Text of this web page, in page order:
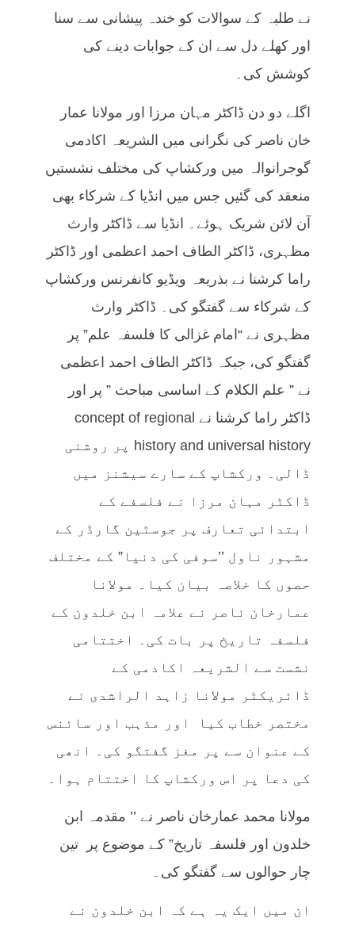
نے طلبہ کے سوالات کو خندہ پیشانی سے سنا
اور کھلے دل سے ان کے جوابات دینے کی
کوشش کی۔
اگلے دو دن ڈاکٹر مہان مرزا اور مولانا عمار
خان ناصر کی نگرانی میں الشریعہ اکادمی
گوجرانوالہ میں ورکشاپ کی مختلف نشستیں
منعقد کی گئیں جس میں انڈیا کے شرکاء بھی
آن لائن شریک ہوئے۔ انڈیا سے ڈاکٹر وارث
مظہری، ڈاکٹر الطاف احمد اعظمی اور ڈاکٹر
راما کرشنا نے بذریعہ ویڈیو کانفرنس ورکشاپ
کے شرکاء سے گفتگو کی۔ ڈاکٹر وارث
مظہری نے “امام غزالی کا فلسفہ علم” پر
گفتگو کی، جبکہ ڈاکٹر الطاف احمد اعظمی
نے ” علم الکلام کے اساسی مباحث ” پر اور
ڈاکٹر راما کرشنا نے concept of regional
history and universal history پر روشنی
ڈالی۔ ورکشاپ کے سارے سیشنز میں
ڈاکٹر مہان مرزا نے فلسفے کے
ابتدائی تعارف پر جوسٹین گارڈر کے
مشہور ناول ’’سوفی کی دنیا” کے مختلف
حصوں کا خلاصہ بیان کیا۔ مولانا
عمارخان ناصر نے علامہ ابن خلدون کے
فلسفہ تاریخ پر بات کی۔ اختتامی
نشست سے الشریعہ اکادمی کے
ڈائریکٹر مولانا زاہد الراشدی نے
مختصر خطاب کیا اور مذہب اور سائنس
کے عنوان سے پر مغز گفتگو کی۔ انھی
کی دعا پر اس ورکشاپ کا اختتام ہوا۔
مولانا محمد عمارخان ناصر نے ’’ مقدمہ ابن
خلدون اور فلسفہ تاریخ” کے موضوع پر تین
چار حوالوں سے گفتگو کی۔
ان میں ایک یہ ہے کہ ابن خلدون نے